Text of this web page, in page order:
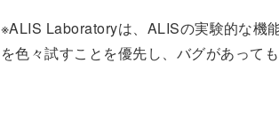
※ALIS Laboratoryは、ALISの実験的な機
を色々試すことを優先し、バグがあって